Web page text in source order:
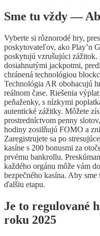
Sme tu vždy —
Vyberte si rôznorodé hry,
poskytovateľov, ako Play’n
poskytujú vzrušujúci
dosiahnutými jackpotmi,
chránená technológiou
Technológia AR obohacujú
reálnom čase. Riešenia
peňaženky, s nízkymi
autentické zážitky. Môžete
prostredníctvom penny
hodiny zosilňujú FOMO a
Zaregistrujete sa po
kasíne s 200 bonusmi za
prvému bankrollu.
každého orgánu môže vám
bezpečného kasína. Aby
ďalšiu etapu.
Je to regulované
roku 2025